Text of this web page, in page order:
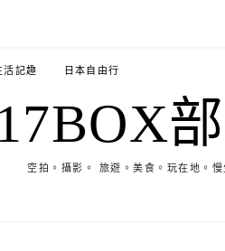
活記趣 日本自由行
空拍。攝影。 旅遊。美食。玩在地。慢